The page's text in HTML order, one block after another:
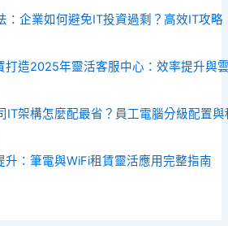
：企業如何避免IT投資過剩？高效IT攻略
打造2025年靈活客服中心：效率提升與
IT架構怎麼配最省？員工電腦分級配置與
升：筆電與WiFi租賃靈活應用完整指南